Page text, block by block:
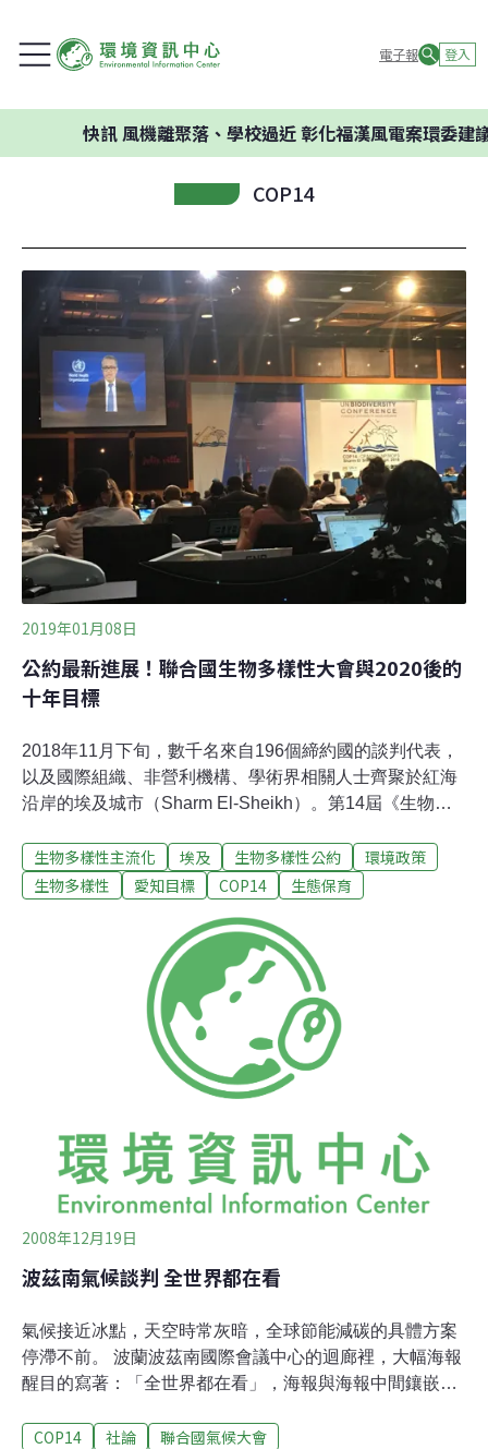
電子報 登入
風機離聚落、學校過近 彰化福漢風電案環委建議不應
COP14
2019年01月08日
公約最新進展！聯合國生物多樣性大會與2020後的
十年目標
2018年11月下旬，數千名來自196個締約國的談判代表，
以及國際組織、非營利機構、學術界相關人士齊聚於紅海
沿岸的埃及城市（Sharm El-Sheikh）。第14屆《生物多
Diversity COP14，簡稱CBD COP14）在此召開，埃及總
統el-Sisi親自蒞臨開幕式致詞。相較於舉世矚目的氣候變
媒體曝光率低了許多。然而現在正是這份公約的關鍵時
期­：2010年在日本訂定的十年愛知目標即將在2020年到
期，各方正如火如荼地準備更新下一個十年的生物多樣性
目標；並與2015年通過的巴黎氣候協定、永續發展目標
（SDGs）等進行整合。筆者以總部設於美國華府的國際
非營利環境組織The Nature Conservancy代表團成員身分
出席，本文將簡介本次談判重點項
生物多樣性主流化 埃及 生物多樣性公約
環境政策
生物多樣性
愛知目標 COP14 生態保育
2008年12月19日
波茲南氣候談判 全世界都在看
氣候接近冰點，天空時常灰暗，全球節能減碳的具體方案
停滯不前。 波蘭波茲南國際會議中心的迴廊裡，大幅海報
醒目的寫著：「全世界都在看」，海報與海報中間鑲嵌著
遞出全球暖化與極端氣候的警訊。展覽大廳右邊第一棚，
COP14 社論 聯合國氣候大會